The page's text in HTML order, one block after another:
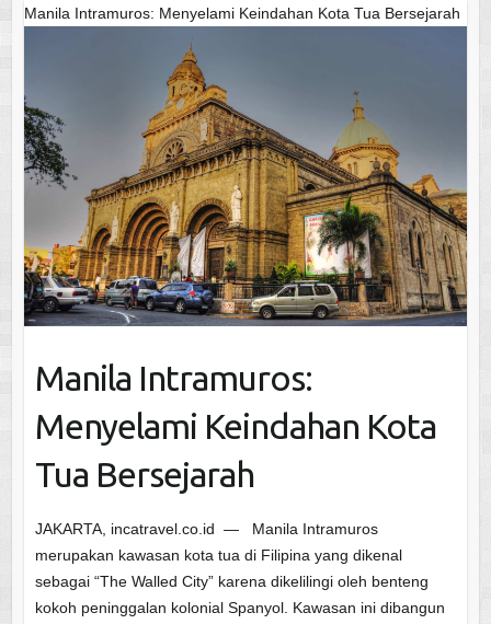
Manila Intramuros: Menyelami Keindahan Kota Tua Bersejarah
Manila Intramuros:
Menyelami Keindahan Kota
Tua Bersejarah
JAKARTA, incatravel.co.id — Manila Intramuros
merupakan kawasan kota tua di Filipina yang dikenal
sebagai “The Walled City” karena dikelilingi oleh benteng
kokoh peninggalan kolonial Spanyol. Kawasan ini dibangun